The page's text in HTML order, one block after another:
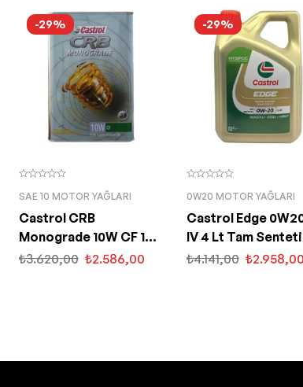
-29%
SAE 10 MOTOR YAĞLARI
Castrol CRB
Monograde 10W CF 15
Kg Motor Yağı
₺3.620,00 ₺2.586,00
-29%
0W20 MOTOR YAĞLARI
Castrol Edge
IV 4 Lt Tam
Partiküllü Motor
₺4.141,00 ₺2.958,00